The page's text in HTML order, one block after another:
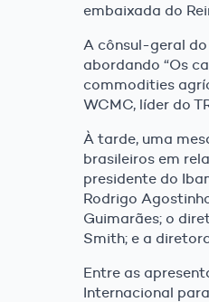
embaixada do
A cônsul-geral do
abordando “Os
commodities
WCMC, líder do
À tarde, uma
brasileiros em
presidente do
Rodrigo
Guimarães; o
Smith; e a
Entre as
Internacional